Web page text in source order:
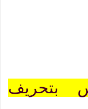
بتحريف